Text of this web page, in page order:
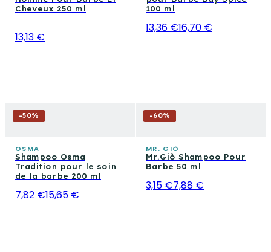
Cheveux 250 ml
13,13 €
100 ml
13,36 €16,70 €
-50%
OSMA
Shampoo Osma
Tradition pour le soin
de la barbe 200 ml
7,82 €15,65 €
-60%
MR. GIÒ
Mr.Giò Shampoo Pour
Barbe 50 ml
3,15 €7,88 €